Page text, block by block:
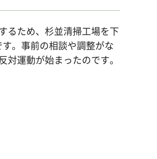
るため、杉並清掃工場を下
。事前の相談や調整がな
運動が始まったのです。